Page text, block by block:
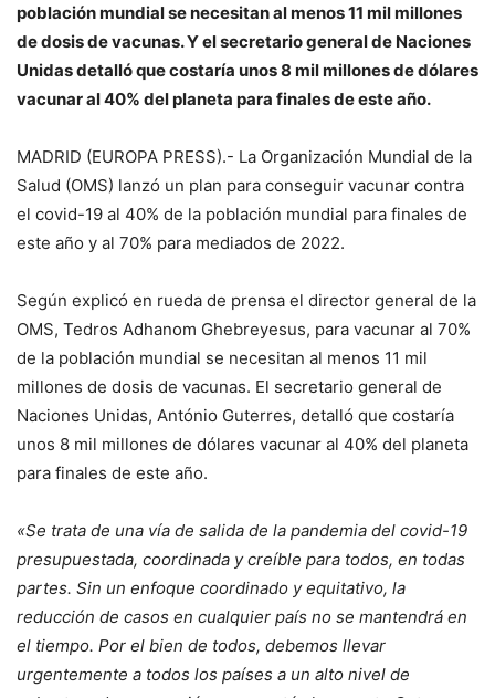
población mundial se necesitan al menos 11 mil millones
de dosis de vacunas. Y el secretario general de Naciones
Unidas detalló que costaría unos 8 mil millones de dólares
vacunar al 40% del planeta para finales de este año.
MADRID (EUROPA PRESS).- La Organización Mundial de la
Salud (OMS) lanzó un plan para conseguir vacunar contra
el covid-19 al 40% de la población mundial para finales de
este año y al 70% para mediados de 2022.
Según explicó en rueda de prensa el director general de la
OMS, Tedros Adhanom Ghebreyesus, para vacunar al 70%
de la población mundial se necesitan al menos 11 mil
millones de dosis de vacunas. El secretario general de
Naciones Unidas, António Guterres, detalló que costaría
unos 8 mil millones de dólares vacunar al 40% del planeta
para finales de este año.
«Se trata de una vía de salida de la pandemia del covid-19
presupuestada, coordinada y creíble para todos, en todas
partes. Sin un enfoque coordinado y equitativo, la
reducción de casos en cualquier país no se mantendrá en
el tiempo. Por el bien de todos, debemos llevar
urgentemente a todos los países a un alto nivel de